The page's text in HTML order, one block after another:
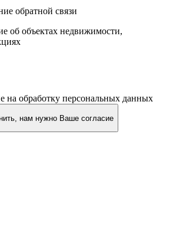
обратной связи
об объектах недвижимости,
на обработку персональных данных
нам нужно Ваше согласие